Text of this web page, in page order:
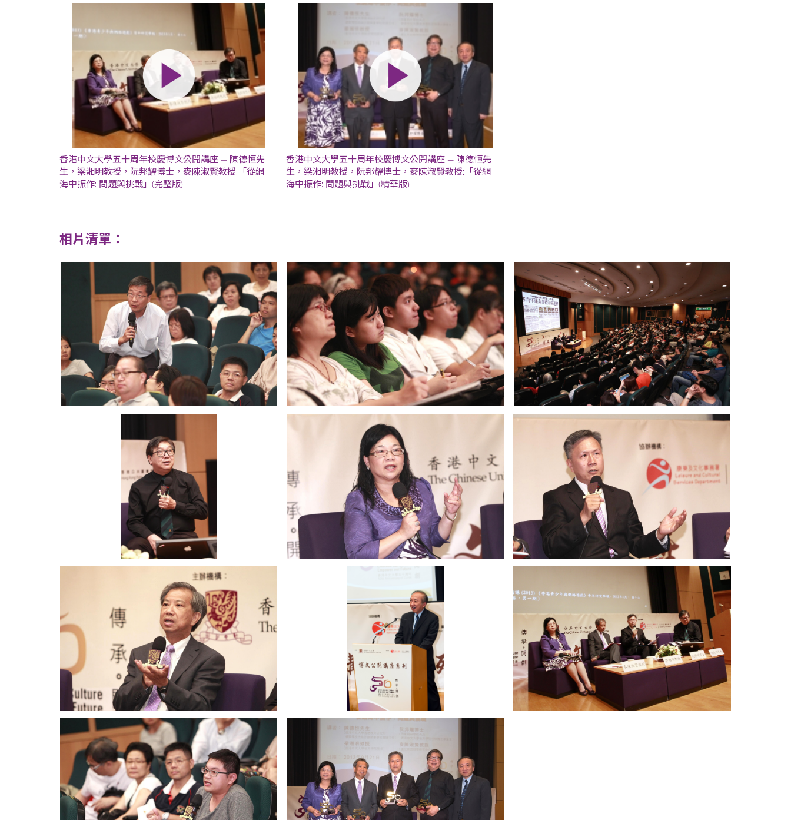
香港中文大學五十周年校慶博文公開講座 — 陳德恒先
生，梁湘明教授，阮邦耀博士，麥陳淑賢教授:「從網
海中振作: 問題與挑戰」(完整版)
香港中文大學五十周年校慶博文公開講座 — 陳德恒先
生，梁湘明教授，阮邦耀博士，麥陳淑賢教授:「從網
海中振作: 問題與挑戰」(精華版)
相片清單：